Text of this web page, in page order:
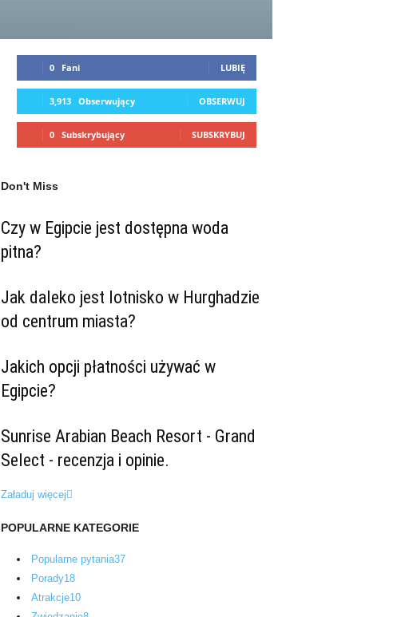
0 Fani LUBIĘ
3,913 Obserwujący OBSERWUJ
0 Subskrybujący SUBSKRYBUJ
Don't Miss
Czy w Egipcie jest dostępna woda
pitna?
Jak daleko jest lotnisko w Hurghadzie
od centrum miasta?
Jakich opcji płatności używać w
Egipcie?
Sunrise Arabian Beach Resort - Grand
Select - recenzja i opinie.
Załaduj więcej
POPULARNE KATEGORIE
Popularne pytania37
Porady18
Atrakcje10